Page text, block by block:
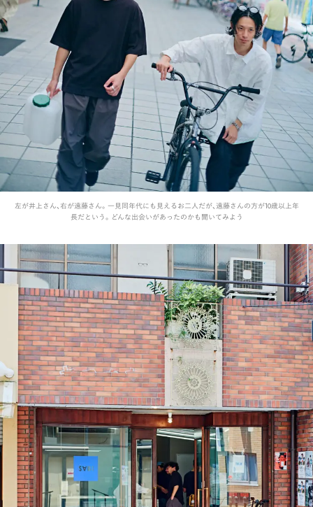
左が井上さん、右が遠藤さん。一見同年代にも見えるお二人だが、遠藤さんの方が10歳以上年
長だという。どんな出会いがあったのかも聞いてみよう